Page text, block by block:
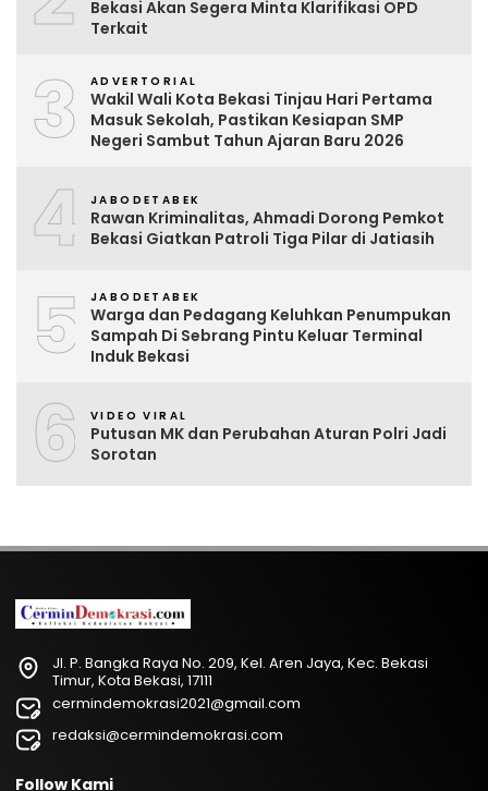
Bekasi Akan Segera Minta Klarifikasi OPD
Terkait
3 ADVERTORIAL
Wakil Wali Kota Bekasi Tinjau Hari Pertama
Masuk Sekolah, Pastikan Kesiapan SMP
Negeri Sambut Tahun Ajaran Baru 2026
4 JABODETABEK
Rawan Kriminalitas, Ahmadi Dorong Pemkot
Bekasi Giatkan Patroli Tiga Pilar di Jatiasih
5 JABODETABEK
Warga dan Pedagang Keluhkan Penumpukan
Sampah Di Sebrang Pintu Keluar Terminal
Induk Bekasi
6 VIDEO VIRAL
Putusan MK dan Perubahan Aturan Polri Jadi
Sorotan
Jl. P. Bangka Raya No. 209, Kel. Aren Jaya, Kec. Bekasi
Timur, Kota Bekasi, 17111
cermindemokrasi2021@gmail.com
redaksi@cermindemokrasi.com
Follow Kami